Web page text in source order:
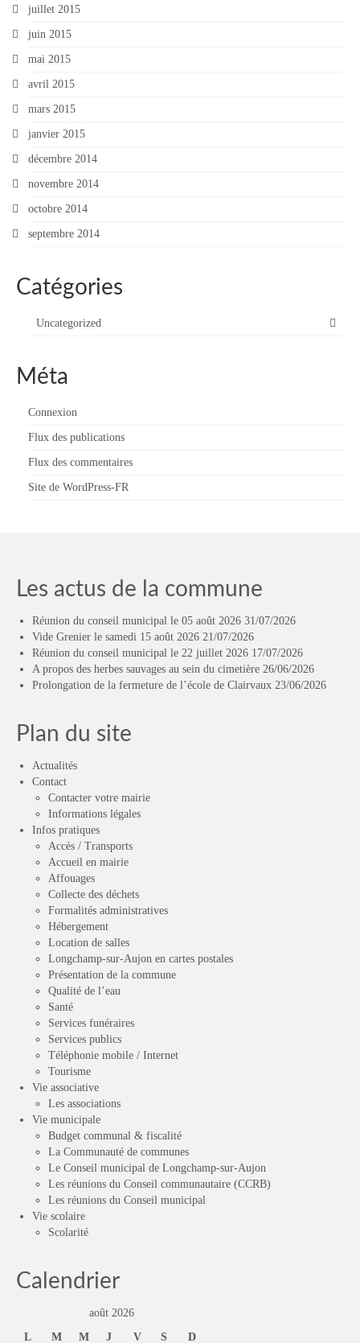
juillet 2015
juin 2015
mai 2015
avril 2015
mars 2015
janvier 2015
décembre 2014
novembre 2014
octobre 2014
septembre 2014
Catégories
Uncategorized
Méta
Connexion
Flux des publications
Flux des commentaires
Site de WordPress-FR
Les actus de la commune
Réunion du conseil municipal le 05 août 2026 31/07/2026
Vide Grenier le samedi 15 août 2026 21/07/2026
Réunion du conseil municipal le 22 juillet 2026 17/07/2026
A propos des herbes sauvages au sein du cimetière 26/06/2026
Prolongation de la fermeture de l’école de Clairvaux 23/06/2026
Plan du site
Actualités
Contact
Contacter votre mairie
Informations légales
Infos pratiques
Accès / Transports
Accueil en mairie
Affouages
Collecte des déchets
Formalités administratives
Hébergement
Location de salles
Longchamp-sur-Aujon en cartes postales
Présentation de la commune
Qualité de l’eau
Santé
Services funéraires
Services publics
Téléphonie mobile / Internet
Tourisme
Vie associative
Les associations
Vie municipale
Budget communal & fiscalité
La Communauté de communes
Le Conseil municipal de Longchamp-sur-Aujon
Les réunions du Conseil communautaire (CCRB)
Les réunions du Conseil municipal
Vie scolaire
Scolarité
Calendrier
août 2026
L
M M J V S D